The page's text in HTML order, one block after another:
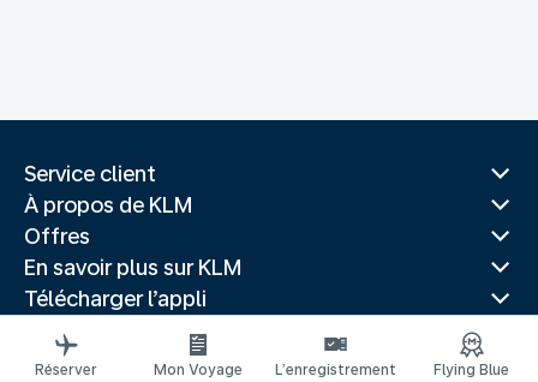
Service client
À propos de KLM
Offres
En savoir plus sur KLM
Télécharger l’appli
Sites Web associés
Guides de voyage
Réserver Mon Voyage L’enregistrement Flying Blue